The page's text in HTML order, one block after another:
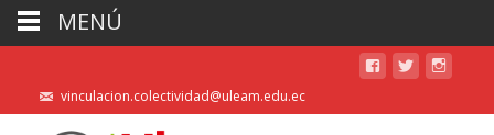
vinculacion.colectividad@uleam.edu.ec
MENÚ